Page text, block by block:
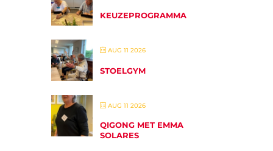
KEUZEPROGRAMMA
AUG 11 2026
STOELGYM
AUG 11 2026
QIGONG MET EMMA
SOLARES